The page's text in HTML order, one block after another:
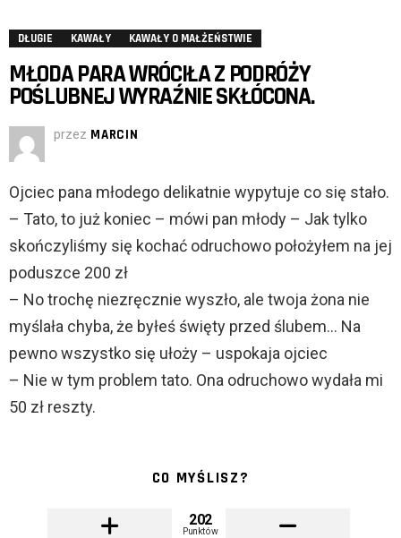
DŁUGIE KAWAŁY KAWAŁY O MAŁŻEŃSTWIE
MŁODA PARA WRÓCIŁA Z PODRÓŻY
POŚLUBNEJ WYRAŹNIE SKŁÓCONA.
przez MARCIN
Ojciec pana młodego delikatnie wypytuje co się stało.
– Tato, to już koniec – mówi pan młody – Jak tylko
skończyliśmy się kochać odruchowo położyłem na jej
poduszce 200 zł
– No trochę niezręcznie wyszło, ale twoja żona nie
myślała chyba, że byłeś święty przed ślubem… Na
pewno wszystko się ułoży – uspokaja ojciec
– Nie w tym problem tato. Ona odruchowo wydała mi
50 zł reszty.
CO MYŚLISZ?
202
Punktów